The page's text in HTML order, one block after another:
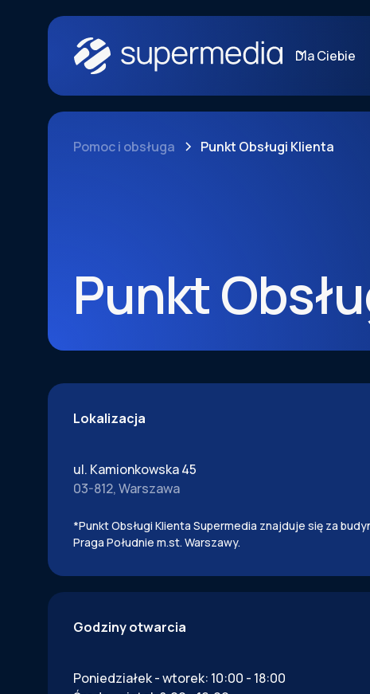
Dla Ciebie
Pomoc i obsługa Punkt Obsługi Klienta
Punkt
Lokalizacja
ul. Kamionkowska 45
03-812, Warszawa
*Punkt Obsługi Klienta Supermedia znajduje się za
Praga Południe m.st. Warszawy.
Godziny otwarcia
Poniedziałek - wtorek: 10:00 - 18:00